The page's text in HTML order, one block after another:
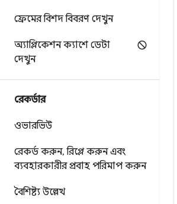
ফ্রেমের বিশদ বিবরণ দেখুন
অ্যাপ্লিকেশন ক্যাশে ডেটা
দেখুন
রেকর্ডার
ওভারভিউ
রেকর্ড করুন, রিপ্লে করুন এবং
ব্যবহারকারীর প্রবাহ পরিমাপ করুন
বৈশিষ্ট্য উল্লেখ